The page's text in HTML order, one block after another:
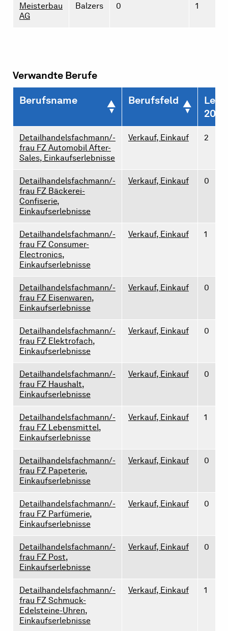
Meisterbau
AG
Balzers 0 1
Verwandte Berufe
Berufsname Berufsfeld
2026
Detailhandelsfachmann/-
frau FZ Automobil After-
Sales, Einkaufserlebnisse
Verkauf, Einkauf 2
Detailhandelsfachmann/-
frau FZ Bäckerei-
Confiserie,
Einkaufserlebnisse
Verkauf, Einkauf 0
Detailhandelsfachmann/-
frau FZ Consumer-
Electronics,
Einkaufserlebnisse
Verkauf, Einkauf 1
Detailhandelsfachmann/-
frau FZ Eisenwaren,
Einkaufserlebnisse
Verkauf, Einkauf 0
Detailhandelsfachmann/-
frau FZ Elektrofach,
Einkaufserlebnisse
Verkauf, Einkauf 0
Detailhandelsfachmann/-
frau FZ Haushalt,
Einkaufserlebnisse
Verkauf, Einkauf 0
Detailhandelsfachmann/-
frau FZ Lebensmittel,
Einkaufserlebnisse
Verkauf, Einkauf 1
Detailhandelsfachmann/-
frau FZ Papeterie,
Einkaufserlebnisse
Verkauf, Einkauf 0
Detailhandelsfachmann/-
frau FZ Parfümerie,
Einkaufserlebnisse
Verkauf, Einkauf 0
Detailhandelsfachmann/-
frau FZ Post,
Einkaufserlebnisse
Verkauf, Einkauf 0
Detailhandelsfachmann/-
frau FZ Schmuck-
Edelsteine-Uhren,
Einkaufserlebnisse
Verkauf, Einkauf 1